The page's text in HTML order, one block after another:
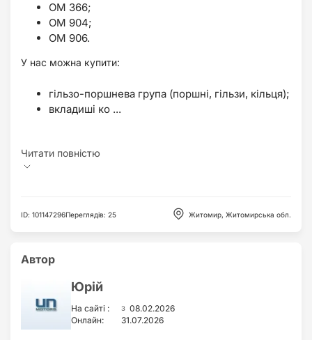
OM 366;
OM 904;
OM 906.
У нас можна купити:
гільзо-поршнева група (поршні, гільзи, кільця);
вкладиші ко ...
ID: 101147296Переглядів: 25 Житомир, Житомирська обл.
Автор
Юрій
На сайті : з 08.02.2026
Онлайн:
31.07.2026